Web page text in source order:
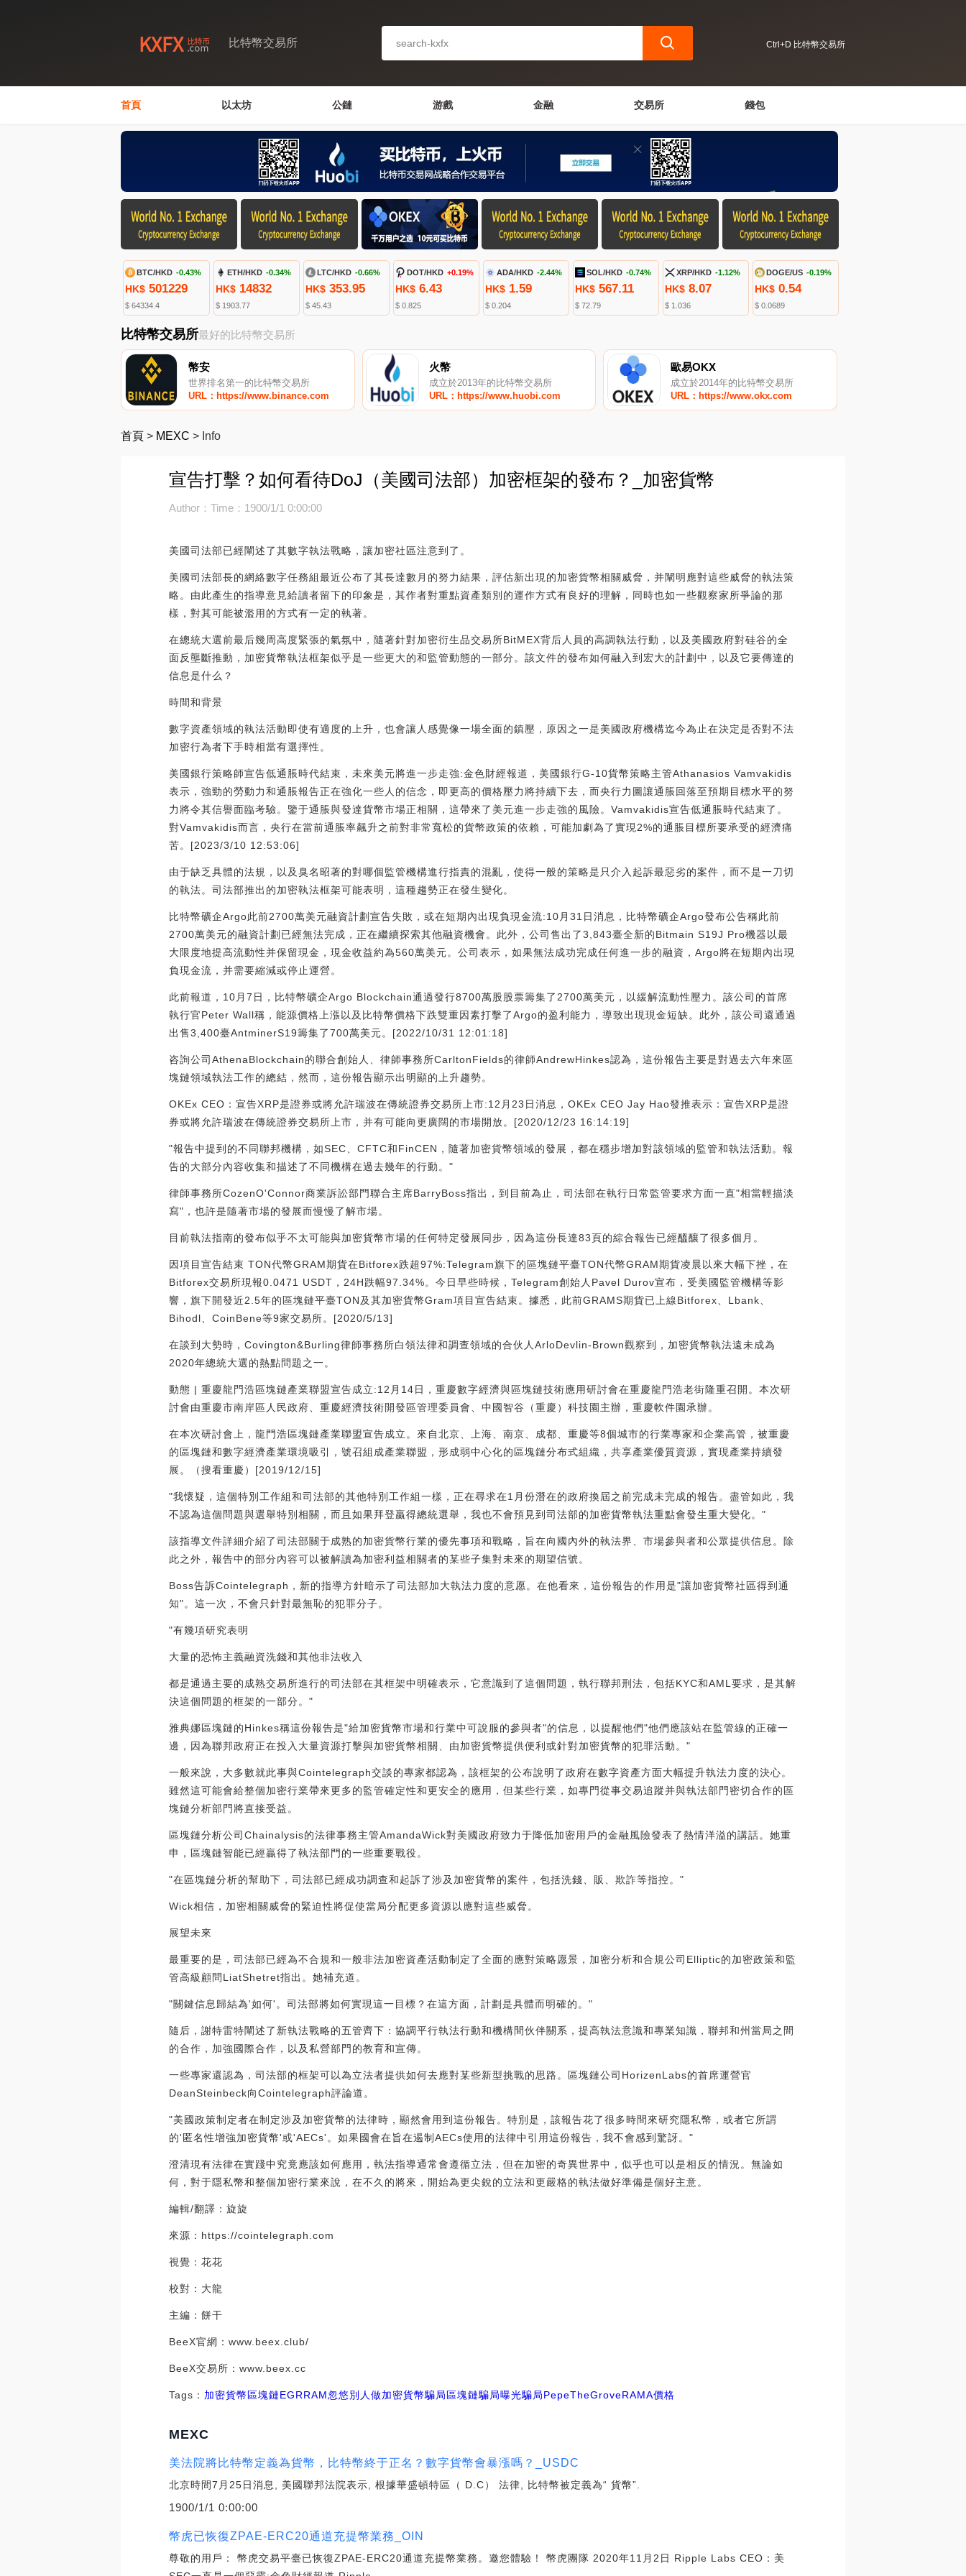
比特幣交易所 Ctrl+D 比特幣交易所
首頁 以太坊 公鏈 游戲 金融 交易所 錢包
BTC/HKD -0.43%
HK$ 501229
$ 64334.4
ETH/HKD -0.34%
HK$14832
$ 1903.77
LTC/HKD -0.66%
HK$353.95
$ 45.43
DOT/HKD +0.19%
HK$6.43
$ 0.825
ADA/HKD -2.44%
HK$1.59
$ 0.204
SOL/HKD -0.74%
HK$ 567.11
$ 72.79
XRP/HKD -1.12%
HK$ 8.07
$ 1.036
DOGE/US -0.19%
HK$ 0.54
$ 0.0689
比特幣交易所最好的比特幣交易所
幣安
世界排名第一的比特幣交易所
URL：https://www.binance.com
火幣
成立於2013年的比特幣交易所
URL：https://www.huobi.com
歐易OKX
成立於2014年的比特幣交易所
URL：https://www.okx.com
首頁 > MEXC > Info
宣告打擊？如何看待DoJ（美國司法部）加密框架的發布？_加密貨幣
Author：Time：1900/1/1 0:00:00
美國司法部已經闡述了其數字執法戰略，讓加密社區注意到了。
美國司法部長的網絡數字任務組最近公布了其長達數月的努力結果，評估新出現的加密貨幣相關威脅，并闡明應對這些威脅的執法策
略。由此產生的指導意見給讀者留下的印象是，其作者對重點資產類別的運作方式有良好的理解，同時也如一些觀察家所爭論的那
樣，對其可能被濫用的方式有一定的執著。
在總統大選前最后幾周高度緊張的氣氛中，隨著針對加密衍生品交易所BitMEX背后人員的高調執法行動，以及美國政府對硅谷的全
面反壟斷推動，加密貨幣執法框架似乎是一些更大的和監管動態的一部分。該文件的發布如何融入到宏大的計劃中，以及它要傳達的
信息是什么？
時間和背景
數字資產領域的執法活動即使有適度的上升，也會讓人感覺像一場全面的鎮壓，原因之一是美國政府機構迄今為止在決定是否對不法
加密行為者下手時相當有選擇性。
美國銀行策略師宣告低通脹時代結束，未來美元將進一步走強:金色財經報道，美國銀行G-10貨幣策略主管Athanasios Vamvakidis
表示，強勁的勞動力和通脹報告正在強化一些人的信念，即更高的價格壓力將持續下去，而央行力圖讓通脹回落至預期目標水平的努
力將令其信譽面臨考驗。鑒于通脹與發達貨幣市場正相關，這帶來了美元進一步走強的風險。Vamvakidis宣告低通脹時代結束了。
對Vamvakidis而言，央行在當前通脹率飆升之前對非常寬松的貨幣政策的依賴，可能加劇為了實現2%的通脹目標所要承受的經濟痛
苦。[2023/3/10 12:53:06]
由于缺乏具體的法規，以及臭名昭著的對哪個監管機構進行指責的混亂，使得一般的策略是只介入起訴最惡劣的案件，而不是一刀切
的執法。司法部推出的加密執法框架可能表明，這種趨勢正在發生變化。
比特幣礦企Argo此前2700萬美元融資計劃宣告失敗，或在短期內出現負現金流:10月31日消息，比特幣礦企Argo發布公告稱此前
2700萬美元的融資計劃已經無法完成，正在繼續探索其他融資機會。此外，公司售出了3,843臺全新的Bitmain S19J Pro機器以最
大限度地提高流動性并保留現金，現金收益約為560萬美元。公司表示，如果無法成功完成任何進一步的融資，Argo將在短期內出現
負現金流，并需要縮減或停止運營。
此前報道，10月7日，比特幣礦企Argo Blockchain通過發行8700萬股股票籌集了2700萬美元，以緩解流動性壓力。該公司的首席
執行官Peter Wall稱，能源價格上漲以及比特幣價格下跌雙重因素打擊了Argo的盈利能力，導致出現現金短缺。此外，該公司還通過
出售3,400臺AntminerS19籌集了700萬美元。[2022/10/31 12:01:18]
咨詢公司AthenaBlockchain的聯合創始人、律師事務所CarltonFields的律師AndrewHinkes認為，這份報告主要是對過去六年來區
塊鏈領域執法工作的總結，然而，這份報告顯示出明顯的上升趨勢。
OKEx CEO：宣告XRP是證券或將允許瑞波在傳統證券交易所上市:12月23日消息，OKEx CEO Jay Hao發推表示：宣告XRP是證
券或將允許瑞波在傳統證券交易所上市，并有可能向更廣闊的市場開放。[2020/12/23 16:14:19]
"報告中提到的不同聯邦機構，如SEC、CFTC和FinCEN，隨著加密貨幣領域的發展，都在穩步增加對該領域的監管和執法活動。報
告的大部分內容收集和描述了不同機構在過去幾年的行動。"
律師事務所CozenO'Connor商業訴訟部門聯合主席BarryBoss指出，到目前為止，司法部在執行日常監管要求方面一直"相當輕描淡
寫"，也許是隨著市場的發展而慢慢了解市場。
目前執法指南的發布似乎不太可能與加密貨幣市場的任何特定發展同步，因為這份長達83頁的綜合報告已經醞釀了很多個月。
因項目宣告結束 TON代幣GRAM期貨在Bitforex跌超97%:Telegram旗下的區塊鏈平臺TON代幣GRAM期貨凌晨以來大幅下挫，在
Bitforex交易所現報0.0471 USDT，24H跌幅97.34%。今日早些時候，Telegram創始人Pavel Durov宣布，受美國監管機構等影
響，旗下開發近2.5年的區塊鏈平臺TON及其加密貨幣Gram項目宣告結束。據悉，此前GRAMS期貨已上線Bitforex、Lbank、
Bihodl、CoinBene等9家交易所。[2020/5/13]
在談到大勢時，Covington&Burling律師事務所白領法律和調查領域的合伙人ArloDevlin-Brown觀察到，加密貨幣執法遠未成為
2020年總統大選的熱點問題之一。
動態 | 重慶龍門浩區塊鏈產業聯盟宣告成立:12月14日，重慶數字經濟與區塊鏈技術應用研討會在重慶龍門浩老街隆重召開。本次研
討會由重慶市南岸區人民政府、重慶經濟技術開發區管理委員會、中國智谷（重慶）科技園主辦，重慶軟件園承辦。
在本次研討會上，龍門浩區塊鏈產業聯盟宣告成立。來自北京、上海、南京、成都、重慶等8個城市的行業專家和企業高管，被重慶
的區塊鏈和數字經濟產業環境吸引，號召組成產業聯盟，形成弱中心化的區塊鏈分布式組織，共享產業優質資源，實現產業持續發
展。（搜看重慶）[2019/12/15]
"我懷疑，這個特別工作組和司法部的其他特別工作組一樣，正在尋求在1月份潛在的政府換屆之前完成未完成的報告。盡管如此，我
不認為這個問題與選舉特別相關，而且如果拜登贏得總統選舉，我也不會預見到司法部的加密貨幣執法重點會發生重大變化。"
該指導文件詳細介紹了司法部關于成熟的加密貨幣行業的優先事項和戰略，旨在向國內外的執法界、市場參與者和公眾提供信息。除
此之外，報告中的部分內容可以被解讀為加密利益相關者的某些子集對未來的期望信號。
Boss告訴Cointelegraph，新的指導方針暗示了司法部加大執法力度的意愿。在他看來，這份報告的作用是"讓加密貨幣社區得到通
知"。這一次，不會只針對最無恥的犯罪分子。
"有幾項研究表明
大量的恐怖主義融資洗錢和其他非法收入
都是通過主要的成熟交易所進行的司法部在其框架中明確表示，它意識到了這個問題，執行聯邦刑法，包括KYC和AML要求，是其解
決這個問題的框架的一部分。"
雅典娜區塊鏈的Hinkes稱這份報告是"給加密貨幣市場和行業中可說服的參與者"的信息，以提醒他們"他們應該站在監管線的正確一
邊，因為聯邦政府正在投入大量資源打擊與加密貨幣相關、由加密貨幣提供便利或針對加密貨幣的犯罪活動。"
一般來說，大多數就此事與Cointelegraph交談的專家都認為，該框架的公布說明了政府在數字資產方面大幅提升執法力度的決心。
雖然這可能會給整個加密行業帶來更多的監管確定性和更安全的應用，但某些行業，如專門從事交易追蹤并與執法部門密切合作的區
塊鏈分析部門將直接受益。
區塊鏈分析公司Chainalysis的法律事務主管AmandaWick對美國政府致力于降低加密用戶的金融風險發表了熱情洋溢的講話。她重
申，區塊鏈智能已經贏得了執法部門的一些重要戰役。
"在區塊鏈分析的幫助下，司法部已經成功調查和起訴了涉及加密貨幣的案件，包括洗錢、販、欺詐等指控。"
Wick相信，加密相關威脅的緊迫性將促使當局分配更多資源以應對這些威脅。
展望未來
最重要的是，司法部已經為不合規和一般非法加密資產活動制定了全面的應對策略愿景，加密分析和合規公司Elliptic的加密政策和監
管高級顧問LiatShetret指出。她補充道。
"關鍵信息歸結為'如何'。司法部將如何實現這一目標？在這方面，計劃是具體而明確的。"
隨后，謝特雷特闡述了新執法戰略的五管齊下：協調平行執法行動和機構間伙伴關系，提高執法意識和專業知識，聯邦和州當局之間
的合作，加強國際合作，以及私營部門的教育和宣傳。
一些專家還認為，司法部的框架可以為立法者提供如何去應對某些新型挑戰的思路。區塊鏈公司HorizenLabs的首席運營官
DeanSteinbeck向Cointelegraph評論道。
"美國政策制定者在制定涉及加密貨幣的法律時，顯然會用到這份報告。特別是，該報告花了很多時間來研究隱私幣，或者它所謂
的'匿名性增強加密貨幣'或'AECs'。如果國會在旨在遏制AECs使用的法律中引用這份報告，我不會感到驚訝。"
澄清現有法律在實踐中究竟應該如何應用，執法指導通常會遵循立法，但在加密的奇異世界中，似乎也可以是相反的情況。無論如
何，對于隱私幣和整個加密行業來說，在不久的將來，開始為更尖銳的立法和更嚴格的執法做好準備是個好主意。
編輯/翻譯：旋旋
來源：https://cointelegraph.com
視覺：花花
校對：大龍
主編：餅干
BeeX官網：www.beex.club/
BeeX交易所：www.beex.cc
Tags： 加密貨幣 區塊鏈EGRRAM忽悠別人做加密貨幣騙局 區塊鏈騙局曝光騙局PepeTheGroveRAMA價格
MEXC
美法院將比特幣定義為貨幣，比特幣終于正名？數字貨幣會暴漲嗎？_USDC
北京時間7月25日消息, 美國聯邦法院表示, 根據華盛頓特區（ D.C） 法律, 比特幣被定義為“ 貨幣”.
1900/1/1 0:00:00
幣虎已恢復ZPAE-ERC20通道充提幣業務_OIN
尊敬的用戶： 幣虎交易平臺已恢復ZPAE-ERC20通道充提幣業務。邀您體驗！ 幣虎團隊 2020年11月2日 Ripple Labs CEO：美